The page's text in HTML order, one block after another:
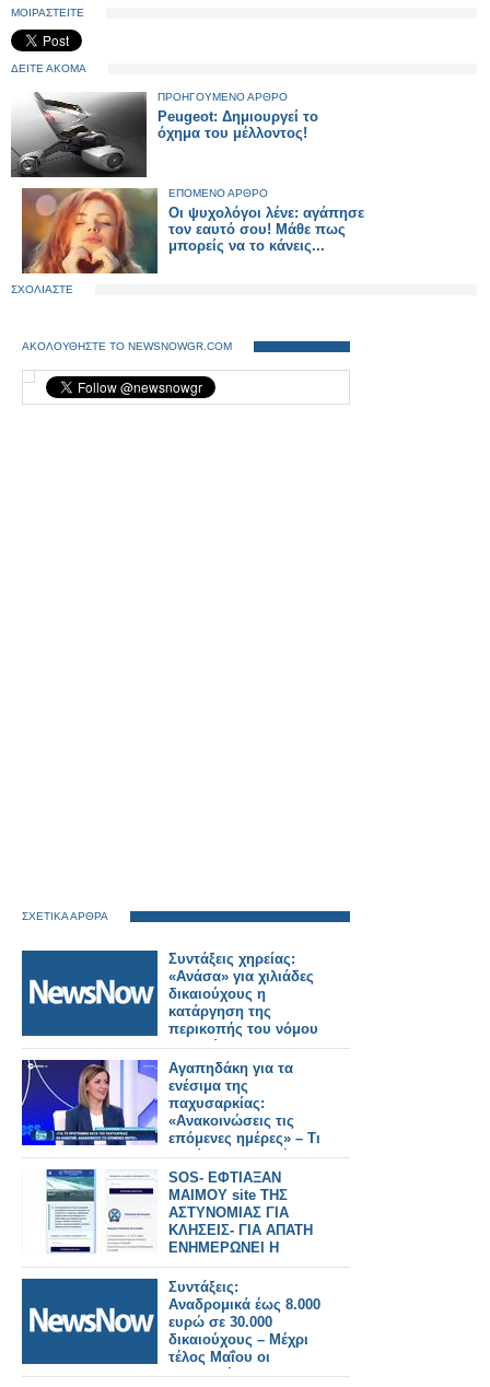
ΜΟΙΡΑΣΤΕΙΤΕ
ΔΕΙΤΕ ΑΚΟΜΑ
ΠΡΟΗΓΟΥΜΕΝΟ ΑΡΘΡΟ
Peugeot: Δημιουργεί το
όχημα του μέλλοντος!
ΕΠΟΜΕΝΟ ΑΡΘΡΟ
Οι ψυχολόγοι λένε: αγάπησε
τον εαυτό σου! Μάθε πως
μπορείς να το κάνεις...
ΣΧΟΛΙΑΣΤΕ
ΑΚΟΛΟΥΘΗΣΤΕ ΤΟ NEWSNOWGR.COM
ΣΧΕΤΙΚΑ ΑΡΘΡΑ
Συντάξεις χηρείας:
«Ανάσα» για χιλιάδες
δικαιούχους η
κατάργηση της
περικοπής του νόμου
Κατρούγκαλου –
Παραδείγματα.
Αγαπηδάκη για τα
ενέσιμα της
παχυσαρκίας:
«Ανακοινώσεις τις
επόμενες ημέρες» – Τι
θα γίνει με τους ήδη
ενταγμένους
δικαιούχους (video)
SOS- ΕΦΤΙΑΞΑΝ
ΜΑΙΜΟΥ site ΤΗΣ
ΑΣΤΥΝΟΜΙΑΣ ΓΙΑ
ΚΛΗΣΕΙΣ- ΓΙΑ ΑΠΑΤΗ
ΕΝΗΜΕΡΩΝΕΙ Η
ΕΛ.ΑΣ.
Συντάξεις:
Αναδρομικά έως 8.000
ευρώ σε 30.000
δικαιούχους – Μέχρι
τέλος Μαΐου οι
πληρωμές.